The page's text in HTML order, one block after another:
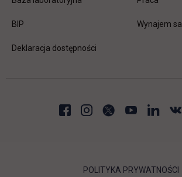
BIP
Deklaracja dostępności
Wynajem sal
POLITYKA PRYWATNOŚCI